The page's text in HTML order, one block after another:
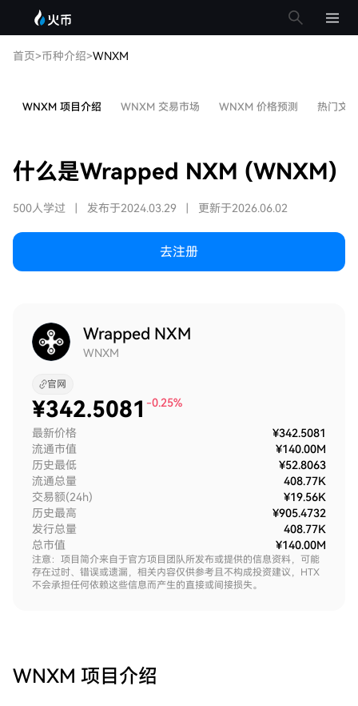
首页>币种介绍>WNXM
WNXM 项目介绍 WNXM 交易市场 WNXM 价格预测 热门文章
什么是Wrapped NXM (WNXM)
500人学过 发布于2024.03.29 更新于2026.06.02
去注册
Wrapped NXM
WNXM
官网
¥342.5081 -0.25%
最新价格
¥342.5081
流通市值
¥140.00M
历史最低
¥52.8063
流通总量
408.77K
交易额(24h)
¥19.56K
历史最高
¥905.4732
发行总量
408.77K
总市值
¥140.00M
注意：项目简介来自于官方项目团队所发布或提供的信息资料，可能
存在过时、错误或遗漏，相关内容仅供参考且不构成投资建议，HTX
不会承担任何依赖这些信息而产生的直接或间接损失。
WNXM 项目介绍